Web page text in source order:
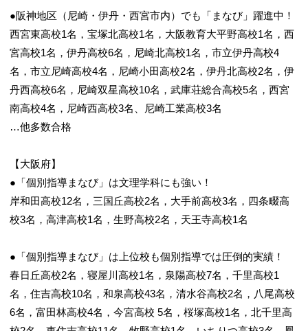
●阪神地区（尼崎・伊丹・西宮市内）でも「まなび」躍進中！
西宮東高校1名，宝塚北高校1名，大阪教育大平野高校1名，西
宮高校1名，伊丹高校6名，尼崎北高校1名，市立伊丹高校4
名，市立尼崎高校4名，尼崎小田高校2名，伊丹北高校2名，伊
丹西高校6名，尼崎双星高校10名，武庫荘総合高校5名，西宮
南高校4名，尼崎西高校3名、尼崎工業高校3名
…他多数合格
【大阪府】
●「個別指導まなび」は文理学科にも強い！
岸和田高校12名，三国丘高校2名，大手前高校3名，四条畷高
校3名，高津高校1名，生野高校2名，天王寺高校1名
●「個別指導まなび」は上位校も個別指導では圧倒的実績！
春日丘高校2名，寝屋川高校1名，泉陽高校7名，千里高校1
名，住吉高校10名，和泉高校43名，清水谷高校2名，八尾高校
6名，富田林高校4名，今宮高校 5名，桜塚高校1名，北千里高